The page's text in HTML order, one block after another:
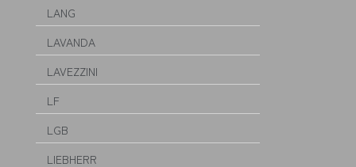
LANG
LAVANDA
LAVEZZINI
LF
LGB
LIEBHERR